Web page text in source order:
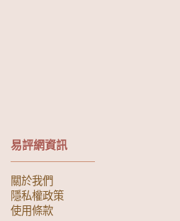
易評網資訊
關於我們
隱私權政策
使用條款